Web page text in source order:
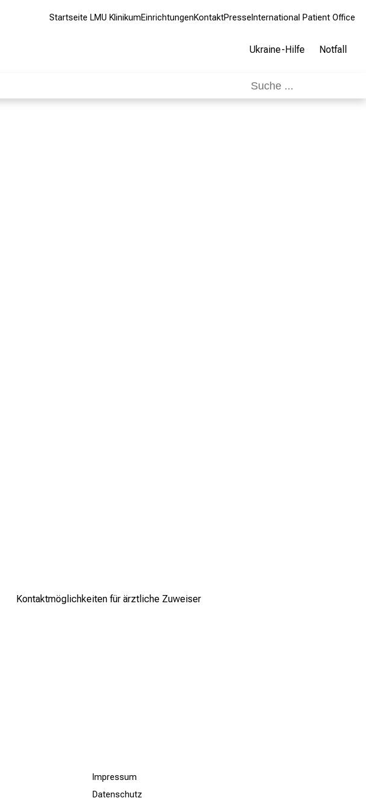
Startseite LMU KlinikumEinrichtungenKontaktPresse International Patient Office
Ukraine-Hilfe Notfall
Kontaktmöglichkeiten für ärztliche Zuweiser
Impressum
Datenschutz